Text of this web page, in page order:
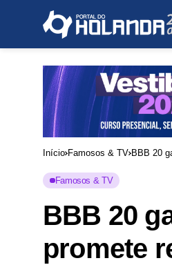
Início Famosos & TV BBB 20
Famosos & TV
BBB 20
promete